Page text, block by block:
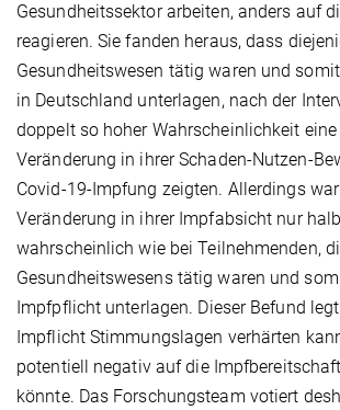
Gesundheitssektor arbeiten, anders auf
reagieren. Sie fanden heraus, dass
Gesundheitswesen tätig waren und
in Deutschland unterlagen, nach der
doppelt so hoher Wahrscheinlichkeit
Veränderung in ihrer Schaden-Nutzen-
Covid-19-Impfung zeigten. Allerdings
Veränderung in ihrer Impfabsicht nur
wahrscheinlich wie bei Teilnehmenden,
Gesundheitswesens tätig waren und
Impfpflicht unterlagen. Dieser Befund
Impflicht Stimmungslagen verhärten
potentiell negativ auf die
könnte. Das Forschungsteam votiert